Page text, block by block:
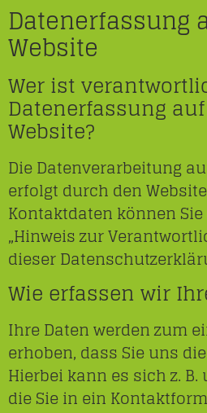
Datenerfassung
Website
Wer ist
Datenerfassung
Website?
Die Datenverarbeitung
erfolgt durch den
Kontaktdaten können
„Hinweis zur
dieser
Wie erfassen wir
Ihre Daten werden zum
erhoben, dass Sie uns
Hierbei kann es sich z.
die Sie in ein